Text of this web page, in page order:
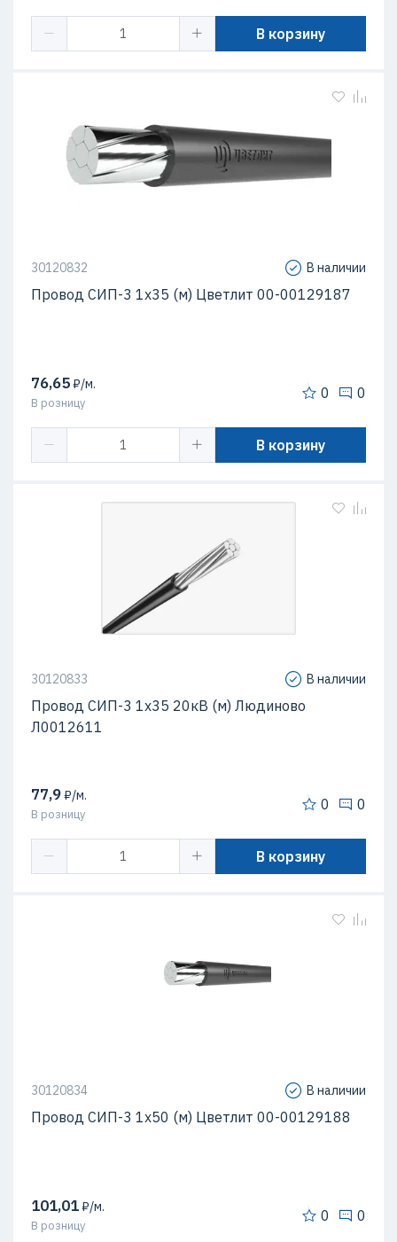
В корзину
30120832 В наличии
Провод СИП-3 1х35 (м) Цветлит 00-00129187
76,65₽/м.
В розницу
0 0
В корзину
30120833 В наличии
Провод СИП-3 1х35 20кВ (м) Людиново
Л0012611
77,9₽/м.
В розницу
0 0
В корзину
30120834 В наличии
Провод СИП-3 1х50 (м) Цветлит 00-00129188
101,01₽/м.
В розницу
0 0